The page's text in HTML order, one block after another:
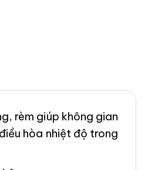
rèm giúp không gian
hòa nhiệt độ trong